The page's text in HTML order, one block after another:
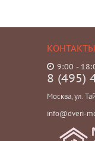
КОНТАКТЫ
9:00 -
8 (495)
Москва, ул.
info@dveri-